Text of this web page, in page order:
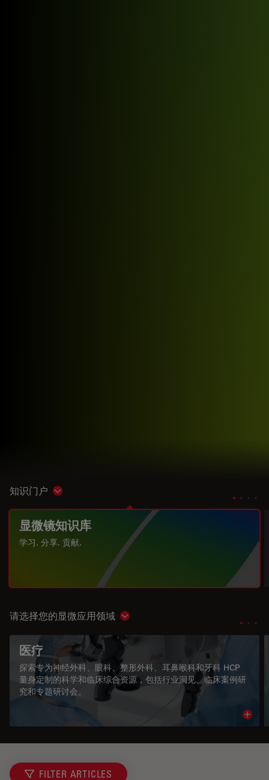
知识门户 Show subnavigation
显微镜知识库
学习. 分享. 贡献.
请选择您的显微应用领域 Show subnavigation
医疗
探索专为神经外科、眼科、整形外科、耳鼻喉科和牙科 HCP
量身定制的科学和临床综合资源，包括行业洞见、临床案例研
究和专题研讨会。
FILTER ARTICLES